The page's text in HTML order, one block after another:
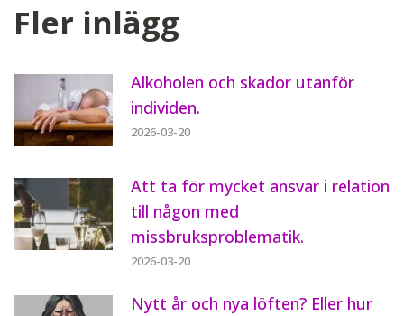
Fler inlägg
Alkoholen och skador utanför
individen.
2026-03-20
Att ta för mycket ansvar i relation
till någon med
missbruksproblematik.
2026-03-20
Nytt år och nya löften? Eller hur